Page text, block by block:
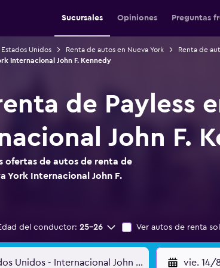
Sucursales Opiniones Preguntas
Unidos Renta de autos en Nueva York
Renta de
Internacional John F. Kennedy
de Payless
John F.
ofertas de autos de renta de
York Internacional John F.
del conductor: 25-26 Ver autos de renta
vie. 14/